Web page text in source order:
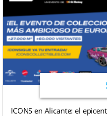
ICONS en Alicante: el